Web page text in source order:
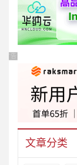
广告 商业广告，理性选择
文章分类